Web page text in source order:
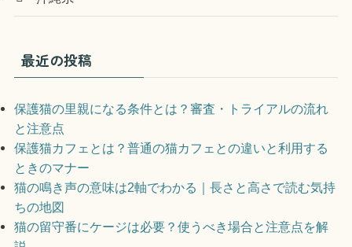
最近の投稿
保護猫の里親になる条件とは？審査・トライアルの流れ
と注意点
保護猫カフェとは？普通の猫カフェとの違いと利用する
ときのマナー
猫の鳴き声の意味は2軸でわかる｜長さと高さで読む気持
ちの地図
猫の留守番にケージは必要？使うべき場合と注意点を解